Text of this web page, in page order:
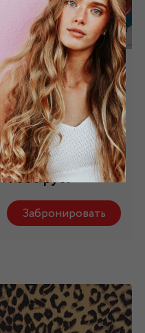
Плательная с
растительным
принтом ПЛ
-52681
Состав: 100%п/э
1 080 руб.
Забронировать